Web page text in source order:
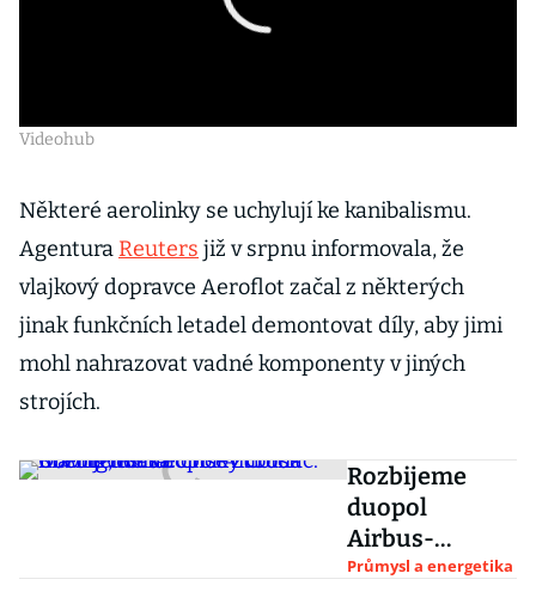
Videohub
Některé aerolinky se uchylují ke kanibalismu.
Agentura Reuters již v srpnu informovala, že
vlajkový dopravce Aeroflot začal z některých
jinak funkčních letadel demontovat díly, aby jimi
mohl nahrazovat vadné komponenty v jiných
strojích.
Rozbijeme
duopol
Airbus-
Boeing, hlásá
Průmysl a energetika